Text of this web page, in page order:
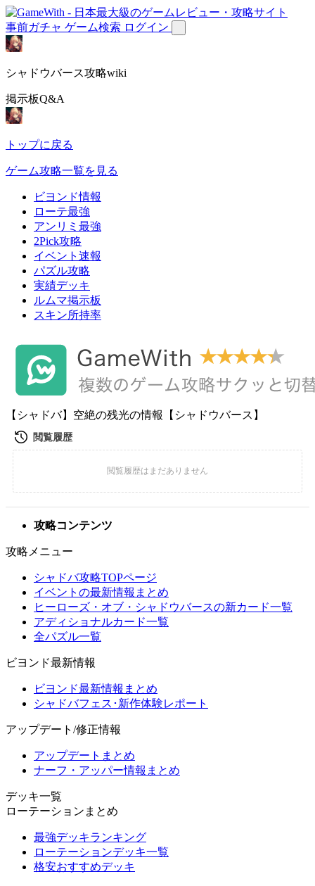
事前ガチャ ゲーム検索 ログイン
シャドウバース攻略wiki
掲示板Q&A
トップに戻る
ゲーム攻略一覧を見る
ビヨンド情報
ローテ最強
アンリミ最強
2Pick攻略
イベント速報
パズル攻略
実績デッキ
ルムマ掲示板
スキン所持率
【シャドバ】空絶の残光の情報【シャドウバース】
攻略コンテンツ
攻略メニュー
シャドバ攻略TOPページ
イベントの最新情報まとめ
ヒーローズ・オブ・シャドウバースの新カード一覧
アディショナルカード一覧
全パズル一覧
ビヨンド最新情報
ビヨンド最新情報まとめ
シャドバフェス･新作体験レポート
アップデート/修正情報
アップデートまとめ
ナーフ・アッパー情報まとめ
デッキ一覧
ローテーションまとめ
最強デッキランキング
ローテーションデッキ一覧
格安おすすめデッキ